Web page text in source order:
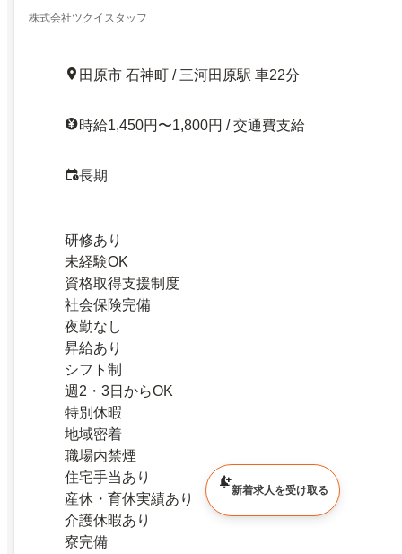
株式会社ツクイスタッフ
田原市 石神町 / 三河田原駅 車22分
時給1,450円〜1,800円 / 交通費支給
長期
研修あり
未経験OK
資格取得支援制度
社会保険完備
夜勤なし
昇給あり
シフト制
週2・3日からOK
特別休暇
地域密着
職場内禁煙
住宅手当あり
産休・育休実績あり
介護休暇あり
寮完備
新着求人を受け取る